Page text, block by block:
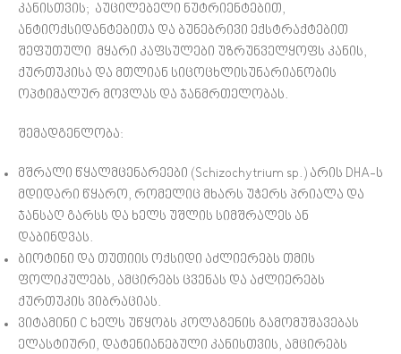
კანისთვის; აუცილებელი ნუტრიენტებით,
ანტიოქსიდანტებითა და ბუნებრივი ექსტრაქტებით
შეფუთული მყარი კაფსულები უზრუნველყოფს კანის,
ქურთუკისა და მთლიან სიცოცხლისუნარიანობის
ოპტიმალურ მოვლას და ჯანმრთელობას.
შემადგენლობა:
მშრალი წყალმცენარეები (Schizochytrium sp.) არის DHA-ს
მდიდარი წყარო, რომელიც მხარს უჭერს პრიალა და
ჯანსაღ გარსს და ხელს უშლის სიმშრალეს ან
დაბინდვას.
ბიოტინი და თუთიის ოქსიდი აძლიერებს თმის
ფოლიკულებს, ამცირებს ცვენას და აძლიერებს
ქურთუკის ვიბრაციას.
ვიტამინი C ხელს უწყობს კოლაგენის გამომუშავებას
ელასტიური, დატენიანებული კანისთვის, ამცირებს